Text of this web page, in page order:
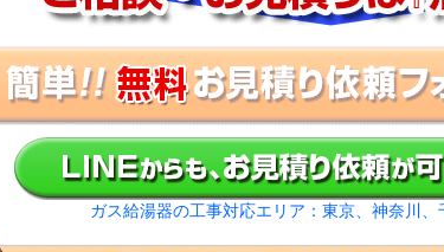
ガス給湯器の工事対応エリア：東京、神奈川、